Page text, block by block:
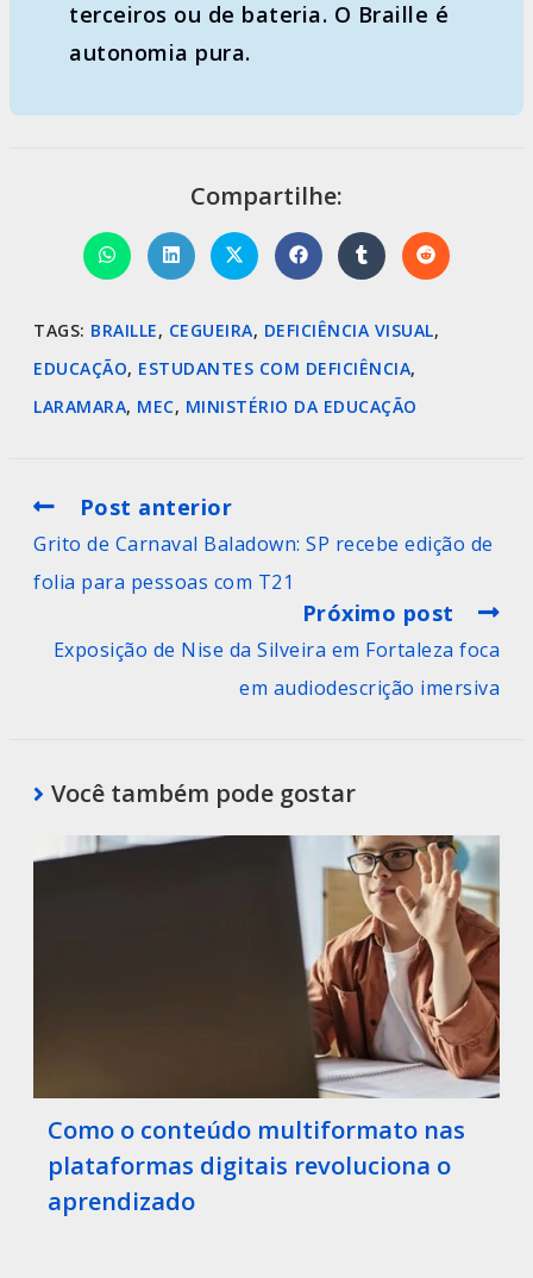
terceiros ou de bateria. O Braille é
autonomia pura.
Compartilhe:
TAGS: BRAILLE, CEGUEIRA, DEFICIÊNCIA VISUAL,
EDUCAÇÃO, ESTUDANTES COM DEFICIÊNCIA,
LARAMARA, MEC, MINISTÉRIO DA EDUCAÇÃO
Post anterior
Grito de Carnaval Baladown: SP recebe edição de
folia para pessoas com T21
Próximo post
Exposição de Nise da Silveira em Fortaleza foca
em audiodescrição imersiva
Você também pode gostar
Como o conteúdo multiformato nas
plataformas digitais revoluciona o
aprendizado